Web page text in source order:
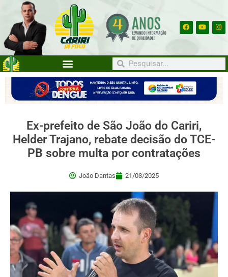
Ex-prefeito de São João do Cariri,
Helder Trajano, rebate decisão do TCE-
PB sobre multa por contratações
João Dantas 21/03/2025